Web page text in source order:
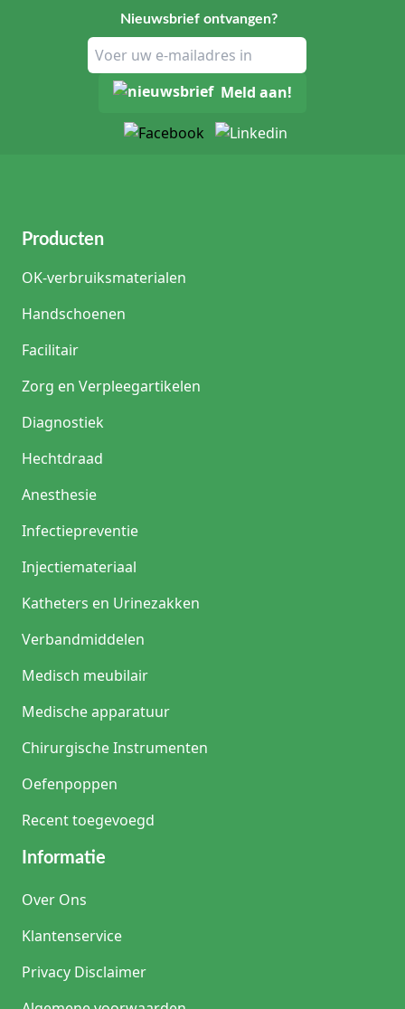
Nieuwsbrief ontvangen?
Meld aan!
Producten
OK-verbruiksmaterialen
Handschoenen
Facilitair
Zorg en Verpleegartikelen
Diagnostiek
Hechtdraad
Anesthesie
Infectiepreventie
Injectiemateriaal
Katheters en Urinezakken
Verbandmiddelen
Medisch meubilair
Medische apparatuur
Chirurgische Instrumenten
Oefenpoppen
Recent toegevoegd
Informatie
Over Ons
Klantenservice
Privacy Disclaimer